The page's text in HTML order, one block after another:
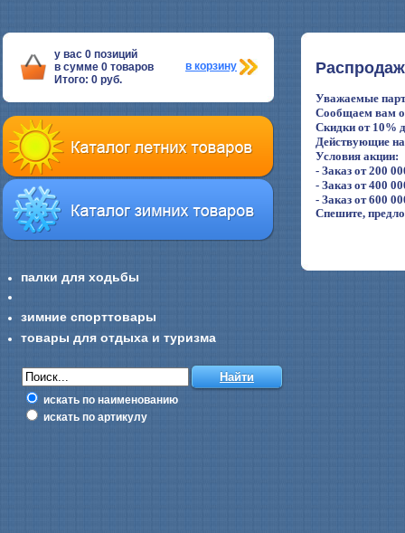
у вас 0 позиций
в сумме 0 товаров
Итого: 0 руб.
в корзину
палки для ходьбы
зимние спорттовары
товары для отдыха и туризма
искать по наименованию
искать по артикулу
Уважаемые
Сообщаем вам о
Скидки от 10%
Действующие
Условия акции:
- Заказ от 200
- Заказ от 400
- Заказ от 600
Спешите,